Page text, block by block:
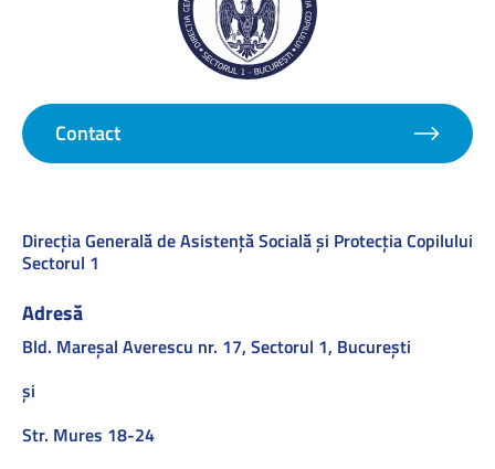
Contact
Direcţia Generală de Asistenţă Socială şi Protecţia Copilului
Sectorul 1
Adresă
Bld. Mareşal Averescu nr. 17, Sectorul 1, Bucureşti
și
Str. Mures 18-24